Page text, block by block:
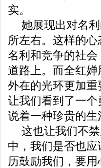
实。
她展现出对名
所左右。这样的
名利和竞争的社
道路上。而全红
外在的光环更加
让我们看到了一
说着一种珍贵的生
这也让我们不
中，我们是否也
历鼓励我们，要